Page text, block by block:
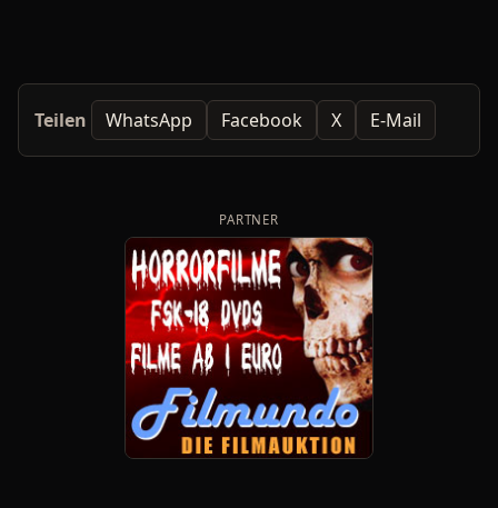
Teilen WhatsApp Facebook X E-Mail
PARTNER